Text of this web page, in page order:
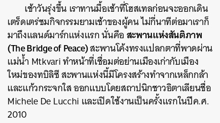
เช้าวันรุ่งขึ้น เราทานมื้อเช้าที่โฮสเทลก่อนจะออกเดิน
เตร็ดเตร่ชมกิจกรรมยามเช้าของผู้คน ไม่กี่นาทีต่อมาเราก็
มาถึงแลนด์มาร์กแห่งแรก นั่นคือสะพานแห่งสันติภาพ
(The Bridge of Peace)สะพานโค้งทรงแปลกตาที่พาดผ่าน
แม่น้ำ Mtkvari ทำหน้าที่เชื่อมต่อย่านเมืองเก่ากับเมือง
ใหม่ของทบิลิซี สะพานแห่งนี้มีโครงสร้างทำจากเหล็กกล้า
และแก้วกระจกใส ออกแบบโดยสถาปนิกชาวอิตาเลียนชื่อ
Michele De Lucchi และเปิดใช้งานเป็นครั้งแรกในปีค.ศ.
2010